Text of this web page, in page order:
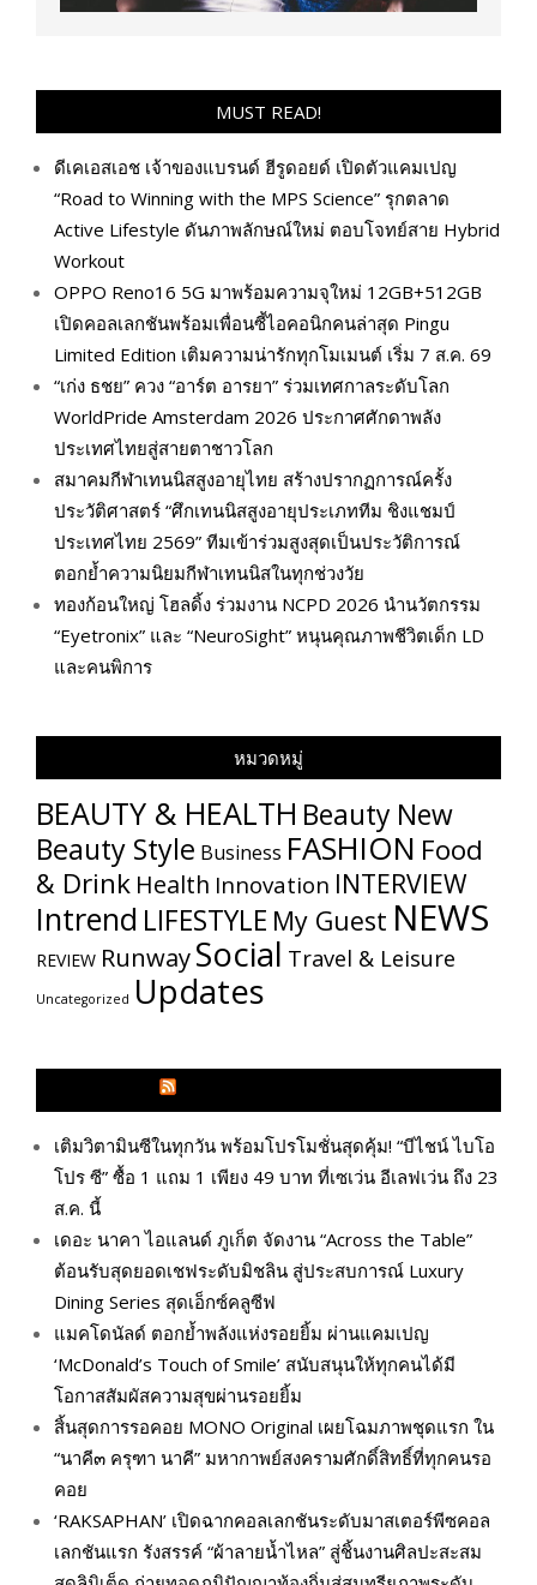
MUST READ!
ดีเคเอสเอช เจ้าของแบรนด์ ฮีรูดอยด์ เปิดตัวแคมเปญ
“Road to Winning with the MPS Science” รุกตลาด
Active Lifestyle ดันภาพลักษณ์ใหม่ ตอบโจทย์สาย Hybrid
Workout
OPPO Reno16 5G มาพร้อมความจุใหม่ 12GB+512GB
เปิดคอลเลกชันพร้อมเพื่อนซี้ไอคอนิกคนล่าสุด Pingu
Limited Edition เติมความน่ารักทุกโมเมนต์ เริ่ม 7 ส.ค. 69
“เก่ง ธชย” ควง “อาร์ต อารยา” ร่วมเทศกาลระดับโลก
WorldPride Amsterdam 2026 ประกาศศักดาพลัง
ประเทศไทยสู่สายตาชาวโลก
สมาคมกีฬาเทนนิสสูงอายุไทย สร้างปรากฏการณ์ครั้ง
ประวัติศาสตร์ “ศึกเทนนิสสูงอายุประเภททีม ชิงแชมป์
ประเทศไทย 2569” ทีมเข้าร่วมสูงสุดเป็นประวัติการณ์
ตอกย้ำความนิยมกีฬาเทนนิสในทุกช่วงวัย
ทองก้อนใหญ่ โฮลดิ้ง ร่วมงาน NCPD 2026 นำนวัตกรรม
“Eyetronix” และ “NeuroSight” หนุนคุณภาพชีวิตเด็ก LD
และคนพิการ
หมวดหมู่
BEAUTY & HEALTH Beauty New
Beauty Style Business FASHION Food
& Drink Health Innovation INTERVIEW
Intrend LIFESTYLE My​ Guest NEWS
REVIEW RunwaySocial Travel & Leisure
Uncategorized Updates
เติมวิตามินซีในทุกวัน พร้อมโปรโมชั่นสุดคุ้ม! “บีไชน์ ไบโอ
โปร ซี” ซื้อ 1 แถม 1 เพียง 49 บาท ที่เซเว่น อีเลฟเว่น ถึง 23
ส.ค. นี้
เดอะ นาคา ไอแลนด์ ภูเก็ต จัดงาน “Across the Table”
ต้อนรับสุดยอดเชฟระดับมิชลิน สู่ประสบการณ์ Luxury
Dining Series สุดเอ็กซ์คลูซีฟ
แมคโดนัลด์ ตอกย้ำพลังแห่งรอยยิ้ม ผ่านแคมเปญ
‘McDonald’s Touch of Smile’ สนับสนุนให้ทุกคนได้มี
โอกาสสัมผัสความสุขผ่านรอยยิ้ม
สิ้นสุดการรอคอย MONO Original เผยโฉมภาพชุดแรก ใน
“นาคี๓ ครุฑา นาคี” มหากาพย์สงครามศักดิ์สิทธิ์ที่ทุกคนรอ
คอย
‘RAKSAPHAN’ เปิดฉากคอลเลกชันระดับมาสเตอร์พีซคอล
เลกชันแรก รังสรรค์ “ผ้าลายน้ำไหล” สู่ชิ้นงานศิลปะสะสม